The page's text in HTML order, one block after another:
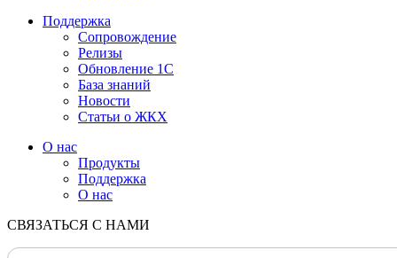
Поддержка
Сопровождение
Релизы
Обновление 1С
База знаний
Новости
Статьи о ЖКХ
О нас
Продукты
Поддержка
О нас
СВЯЗАТЬСЯ С НАМИ